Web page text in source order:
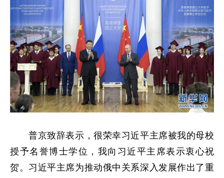
普京致辞表示，很荣幸习近平主席被我的母校
授予名誉博士学位，我向习近平主席表示衷心祝
贺。习近平主席为推动俄中关系深入发展作出了重